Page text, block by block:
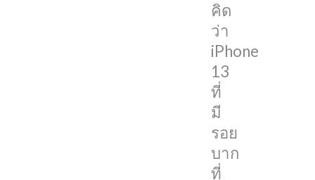
คิด
ว่า
iPhone
13
ที่
มี
รอย
บาก
ที่
โดย
ล่าสุด
ได้
เผย
ผ่าน
Twitter
ของ